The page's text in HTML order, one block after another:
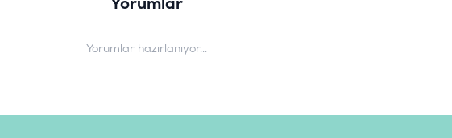
Yorumlar hazırlanıyor...